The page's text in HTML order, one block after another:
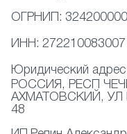
ОГРНИП:
ИНН: 272210083007
Юридический
РОССИЯ, РЕСП
АХМАТОВСКИЙ, УЛ
48